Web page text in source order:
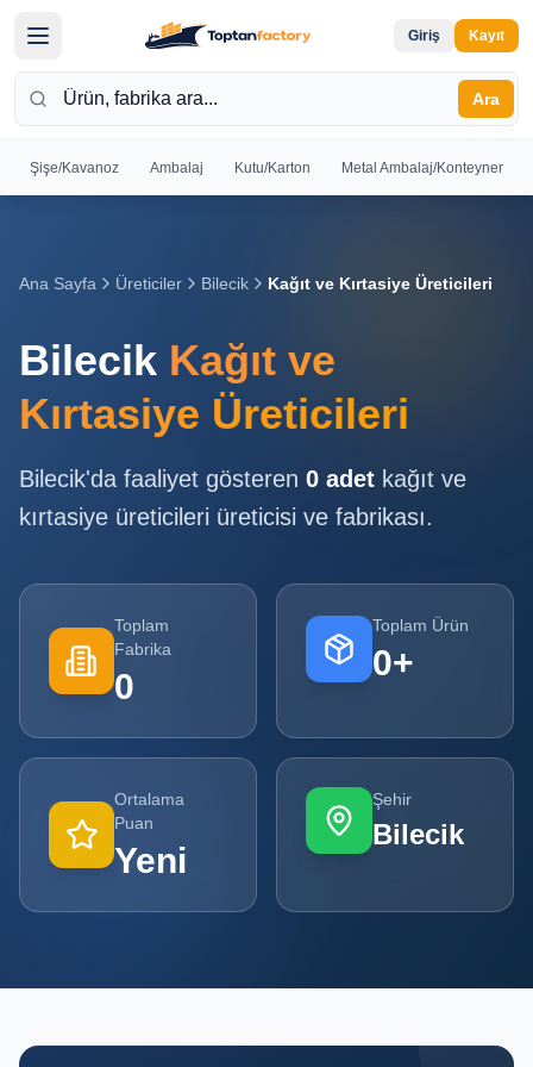
Giriş Kayıt
Ara
Şişe/Kavanoz Ambalaj Kutu/Karton Metal Ambalaj/Konteyner
Giriş yapın
Yap
Ol
Sayfa
Tüm
Ürünler
Kampanyalar
POPÜLER
KATEGORILER
Ana Sayfa Üreticiler Bilecik Kağıt ve Kırtasiye Üreticileri
Bilecik Kağıt ve
Kırtasiye Üreticileri
Bilecik'da faaliyet gösteren 0 adet kağıt ve
kırtasiye üreticileri üreticisi ve fabrikası.
Toplam
Fabrika
0
Toplam Ürün
0+
Ortalama
Puan
Yeni
Şehir
Bilecik